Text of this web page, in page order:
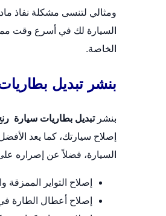
ومثالي لتنسى مشكلة نفاذ
السيارة لك في أسرع وقت
الخاصة.
بنشر تبديل
بنشرتبديل بطاريات سيارة
إصلاح سيارتك، كما يعد
السيارة، فضلاً عن إصراره
إصلاح التواير الممزقة
إصلاح أعطال الطارة